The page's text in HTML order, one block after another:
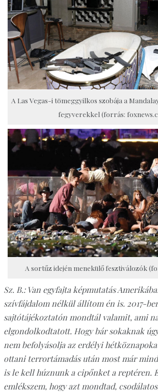
A Las Vegas-i tömeggyilkos szobája a
fegyverekkel (forrás:
A sortűz idején menekülő fesztiválozók
Sz. B.: Van egyfajta képmutatás
szívfájdalom nélkül állítom én is. 2017-
sajtótájékoztatón mondtál valamit, ami
elgondolkodtatott. Hogy bár sokaknak
nem befolyásolja az erdélyi
ottani terrortámadás után most már
is le kell húznunk a cipőnket a reptéren.
emlékszem, hogy azt mondtad,